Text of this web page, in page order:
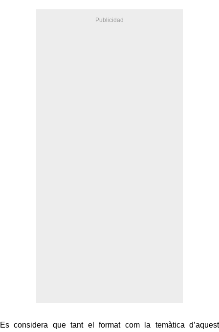
Es considera que tant el format com la temàtica d’aquest